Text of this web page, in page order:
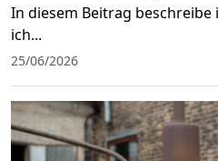
In diesem Beitrag
ich...
25/06/2026